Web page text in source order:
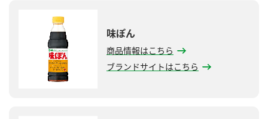
味ぽん
商品情報はこちら
ブランドサイトはこちら